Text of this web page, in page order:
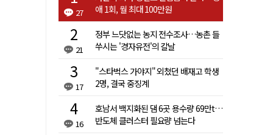
27
애 1회, 월 최대 100만원
21
정부 느닷없는 농지 전수조사…농촌 들
쑤시는 '경자유전'의 칼날
17
"스타벅스 가야지" 외쳤던 배재고 학생
2명, 결국 중징계
16
호남서 백지화된 댐 6곳 용수량 69만t…
반도체 클러스터 필요량 넘는다